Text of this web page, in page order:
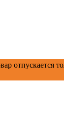
отпускается